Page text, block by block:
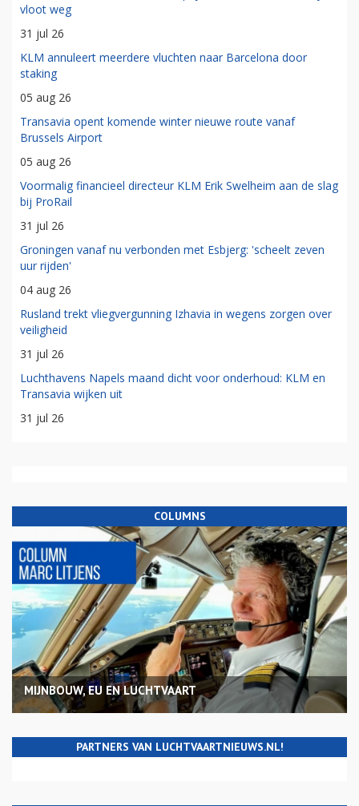
vloot weg
31 jul 26
KLM annuleert meerdere vluchten naar Barcelona door
staking
05 aug 26
Transavia opent komende winter nieuwe route vanaf
Brussels Airport
05 aug 26
Voormalig financieel directeur KLM Erik Swelheim aan de slag
bij ProRail
31 jul 26
Groningen vanaf nu verbonden met Esbjerg: 'scheelt zeven
uur rijden'
04 aug 26
Rusland trekt vliegvergunning Izhavia in wegens zorgen over
veiligheid
31 jul 26
Luchthavens Napels maand dicht voor onderhoud: KLM en
Transavia wijken uit
31 jul 26
COLUMNS
MIJNBOUW, EU EN LUCHTVAART
PARTNERS VAN LUCHTVAARTNIEUWS.NL!